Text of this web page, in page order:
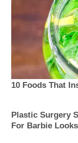
10 Foods That
Plastic Surgery
For Barbie Looks